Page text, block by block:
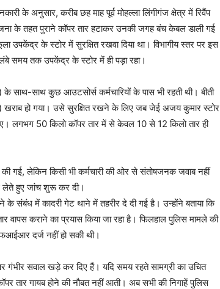
के अनुसार, करीब छह माह पूर्व मोहल्ला लिंगीगंज क्षेत्र में रिवैंप
के तहत पुराने कॉपर तार हटाकर उनकी जगह बंच केबल डाली गई
उपकेंद्र के स्टोर में सुरक्षित रखवा दिया था। विभागीय स्तर पर इस
समय तक उपकेंद्र के स्टोर में ही पड़ा रहा।
साथ-साथ कुछ आउटसोर्स कर्मचारियों के पास भी रहती थी। बीती
खराब हो गया। उसे सुरक्षित रखने के लिए जब जेई अजय कुमार स्टोर
लगभग 50 किलो कॉपर तार में से केवल 10 से 12 किलो तार ही
गई, लेकिन किसी भी कर्मचारी की ओर से संतोषजनक जवाब नहीं
से लेते हुए जांच शुरू कर दी।
के संबंध में कादरी गेट थाने में तहरीर दे दी गई है। उन्होंने बताया कि
वापस कराने का प्रयास किया जा रहा है। फिलहाल पुलिस मामले की
दर्ज नहीं हो सकी थी।
गंभीर सवाल खड़े कर दिए हैं। यदि समय रहते सामग्री का उचित
तार गायब होने की नौबत नहीं आती। अब सभी की निगाहें पुलिस